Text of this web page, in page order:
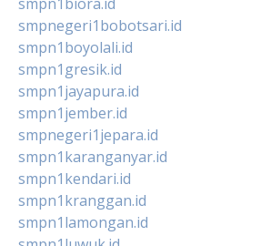
smpnegeri1bobotsari.id
smpn1boyolali.id
smpn1gresik.id
smpn1jayapura.id
smpn1jember.id
smpnegeri1jepara.id
smpn1karanganyar.id
smpn1kendari.id
smpn1kranggan.id
smpn1lamongan.id